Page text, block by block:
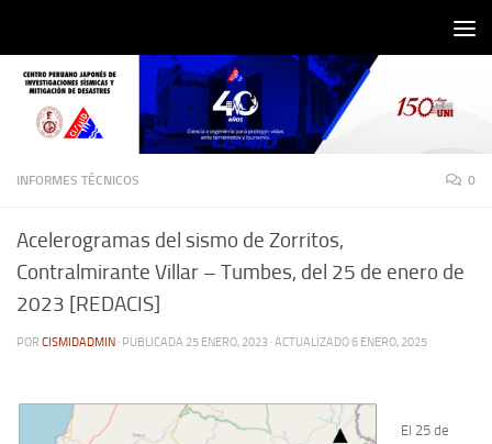
INFORMES TÉCNICOS 0
Acelerogramas del sismo de Zorritos,
Contralmirante Villar – Tumbes, del 25 de enero de
2023 [REDACIS]
POR CISMIDADMIN · PUBLICADA 25 ENERO, 2023 · ACTUALIZADO6 ENERO, 2025
El 25 de